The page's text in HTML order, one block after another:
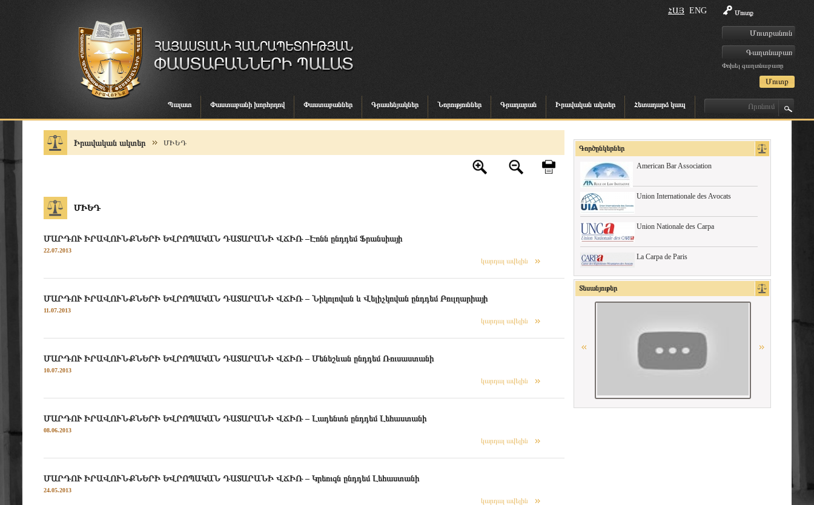
Մուտք
Փոխել գաղտնաբառը
ՀԱՅ ENG
Պալատ Փաստաբանի խորհրդով Փաստաբաններ Գրասենյակներ Նորություններ Գրադարան Իրավական ակտեր Հետադարձ կապ
Իրավական ակտեր ՄԻԵԴ
ՄԻԵԴ
ՄԱՐԴՈՒ ԻՐԱՎՈՒՆՔՆԵՐԻ ԵՎՐՈՊԱԿԱՆ ԴԱՏԱՐԱՆԻ ՎՃԻՌ –Էոնն ընդդեմ Ֆրանսիայի
22.07.2013
կարդալ ավելին
ՄԱՐԴՈՒ ԻՐԱՎՈՒՆՔՆԵՐԻ ԵՎՐՈՊԱԿԱՆ ԴԱՏԱՐԱՆԻ ՎՃԻՌ – Նիկոլովան և Վելիչկովան ընդդեմ Բուլղարիայի
11.07.2013
կարդալ ավելին
ՄԱՐԴՈՒ ԻՐԱՎՈՒՆՔՆԵՐԻ ԵՎՐՈՊԱԿԱՆ ԴԱՏԱՐԱՆԻ ՎՃԻՌ – Մենեշևան ընդդեմ Ռուսաստանի
10.07.2013
կարդալ ավելին
ՄԱՐԴՈՒ ԻՐԱՎՈՒՆՔՆԵՐԻ ԵՎՐՈՊԱԿԱՆ ԴԱՏԱՐԱՆԻ ՎՃԻՌ – Լադենտն ընդդեմ Լեհաստանի
08.06.2013
կարդալ ավելին
ՄԱՐԴՈՒ ԻՐԱՎՈՒՆՔՆԵՐԻ ԵՎՐՈՊԱԿԱՆ ԴԱՏԱՐԱՆԻ ՎՃԻՌ – Կրեուզն ընդդեմ Լեհաստանի
24.05.2013
կարդալ ավելին
Գործընկերներ
American Bar Association
Union Internationale des Avocats
Union Nationale des Carpa
La Carpa de Paris
Մարդու իրավունքների պաշտպան
Ordre des Avocats de Marseille
Հայաստանի Հանրապետության
Տեսանյութեր